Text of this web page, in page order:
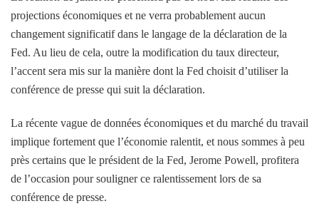
projections économiques et ne verra probablement aucun
changement significatif dans le langage de la déclaration de la
Fed. Au lieu de cela, outre la modification du taux directeur,
l’accent sera mis sur la manière dont la Fed choisit d’utiliser la
conférence de presse qui suit la déclaration.
La récente vague de données économiques et du marché du travail
implique fortement que l’économie ralentit, et nous sommes à peu
près certains que le président de la Fed, Jerome Powell, profitera
de l’occasion pour souligner ce ralentissement lors de sa
conférence de presse.